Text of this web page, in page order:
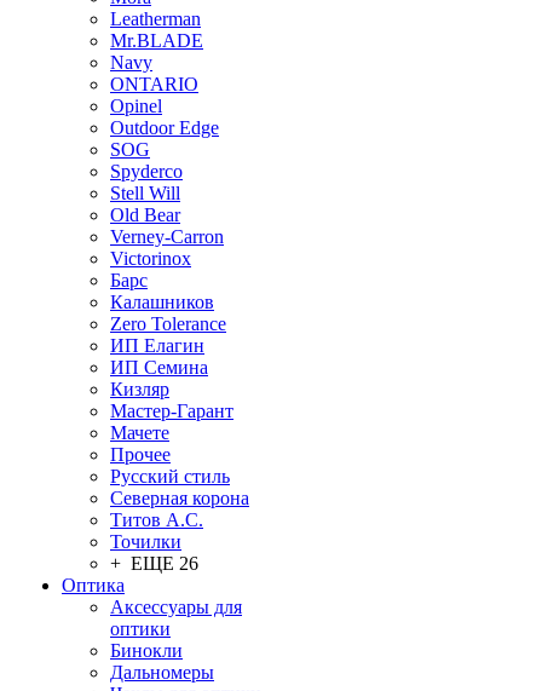
Leatherman
Mr.BLADE
Navy
ONTARIO
Opinel
Outdoor Edge
SOG
Spyderco
Stell Will
Old Bear
Verney-Carron
Victorinox
Барс
Калашников
Zero Tolerance
ИП Елагин
ИП Семина
Кизляр
Мастер-Гарант
Мачете
Прочее
Русский стиль
Северная корона
Титов А.С.
Точилки
+ ЕЩЕ 26
Оптика
Аксессуары для
оптики
Бинокли
Дальномеры